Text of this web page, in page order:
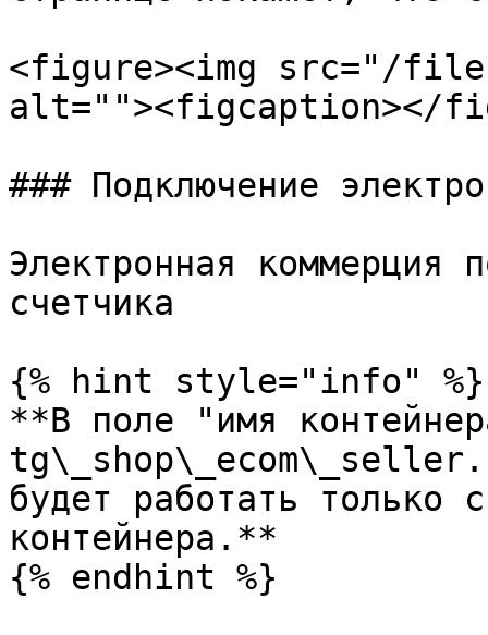
<figure><img src="/files/
alt=""><figcaption></
### Подключение
Электронная коммерция
счетчика
{% hint style="info" %}
**В поле "имя
tg\_shop\_ecom\_seller.
будет работать только
контейнера.**
{% endhint %}